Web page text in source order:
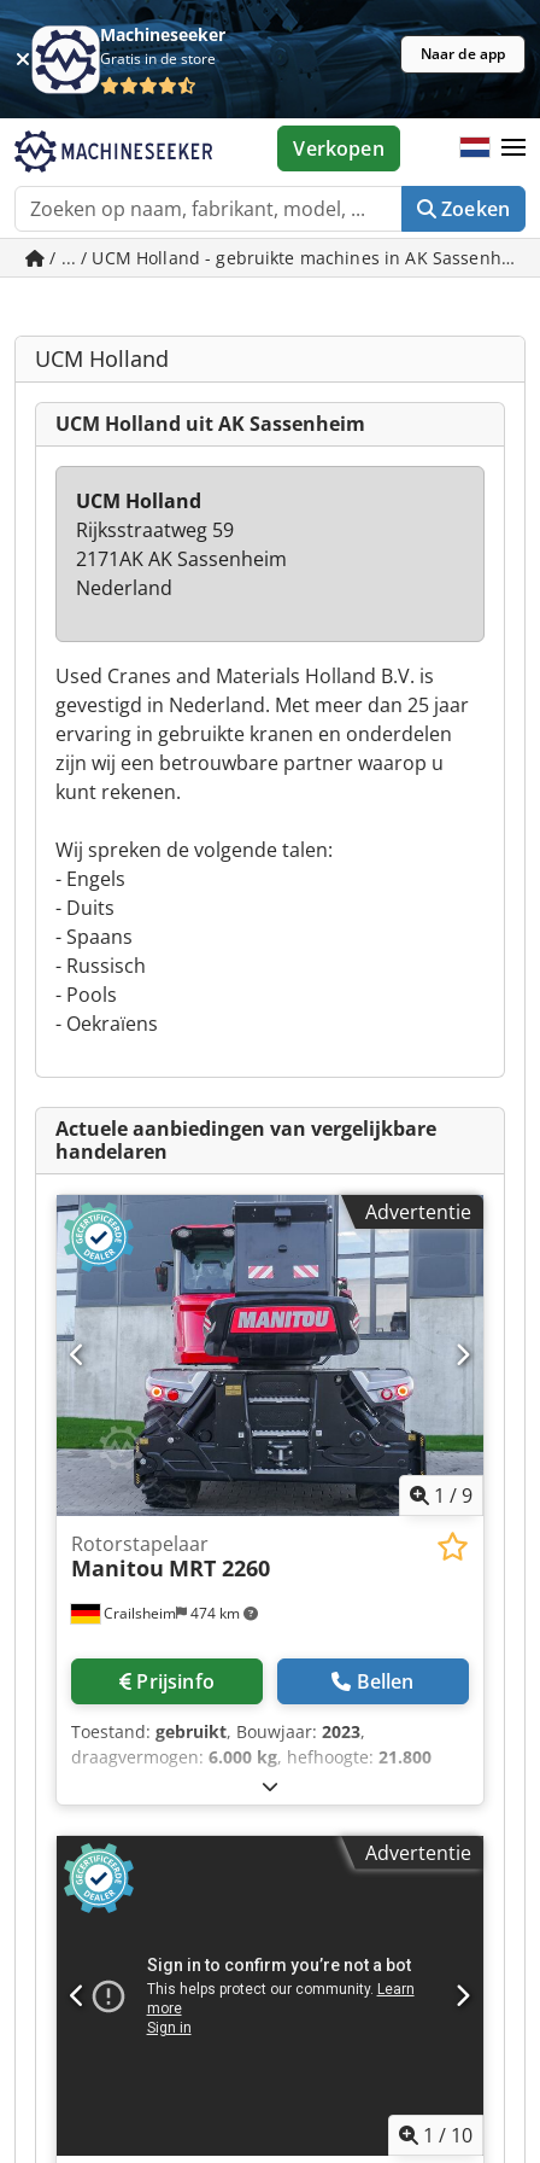
Machineseeker
Gratis in de store Naar de app
Zoeken
Verkopen
/ ... / UCM Holland - gebruikte machines in AK Sassenheim
UCM Holland
UCM Holland uit AK Sassenheim
Used Cranes and Materials Holland B.V. is
gevestigd in Nederland. Met meer dan 25 jaar
ervaring in gebruikte kranen en onderdelen
zijn wij een betrouwbare partner waarop u
kunt rekenen.
Wij spreken de volgende talen:
- Engels
- Duits
- Spaans
- Russisch
- Pools
- Oekraïens
UCM Holland
Rijksstraatweg 59
2171AK AK Sassenheim
Nederland
Actuele aanbiedingen van vergelijkbare
handelaren
Advertentie
1 /9
Crailsheim 474 km
Rotorstapelaar
Manitou MRT 2260
Prijsinfo Bellen
Toestand: gebruikt, Bouwjaar: 2023,
draagvermogen: 6.000 kg, hefhoogte: 21.800
1.200 mm
mm, - Max. draagvermogen 6000 kg - Max.
hefhoogte 21,80 m - Maximale zijdelingse
reikwijdte 18,20 m - Kantelhoek 12° - Strooihoek
110° - Draaihoek bovenwagen 360° - Gewicht
18000 kg - Bandenmaten 445/65 R22,5 -
Stuurtype 2-wielbesturing, 4-wielbesturing, crab
steering - Steuntype dubbel telescopisch -
Bediening met steunen: steuncommando's
afzonderlijk of gelijktijdig - Fabrikant Yanmar -
verbrandingsmotor / vermogen (kW) 156 pk / 115
kW - Max. koppel / motortoerental (min) 602 Nm
Advertentie
1 / 10